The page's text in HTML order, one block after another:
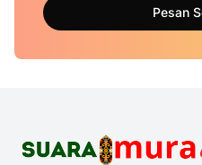
Pesan